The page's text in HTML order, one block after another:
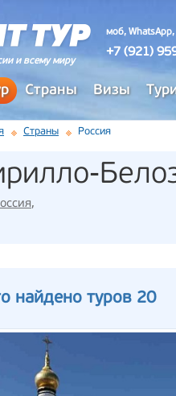
и всему миру
моб,
+7 (921)
Страны Визы
Страны Россия
,
найдено туров 20